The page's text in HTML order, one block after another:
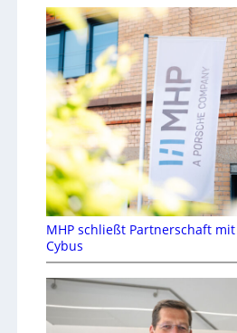
MHP schließt Partnerschaft
Cybus